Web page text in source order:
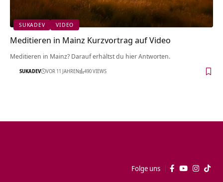
SUKADEV VIDEO
Meditieren in Mainz Kurzvortrag auf Video
Meditieren in Mainz? Darauf erhältst du hier Antworten.
SUKADEV VOR 11 JAHREN 490 VIEWS
Folge uns